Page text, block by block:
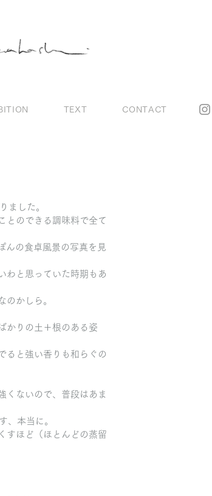
TEXT CONTACT
ました。
とのできる調味料で全て
んの食卓風景の写真を見
わと思っていた時期もあ
のかしら。
かりの土＋根のある姿
ると強い香りも和らぐの
くないので、普段はあま
、本当に。
すほど（ほとんどの蒸留